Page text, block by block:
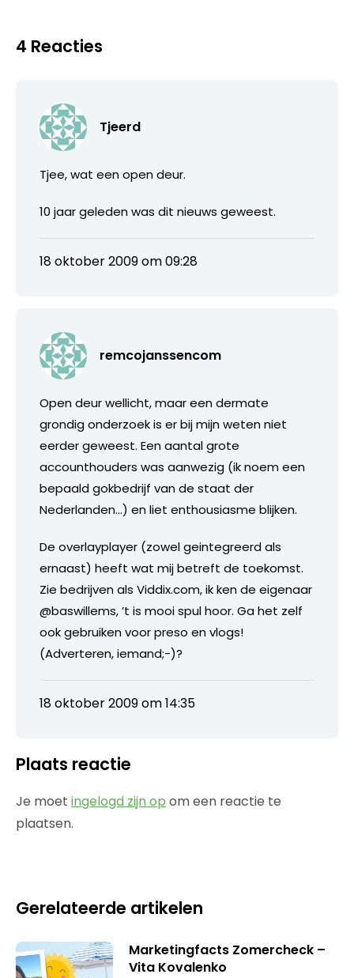
4 Reacties
Tjeerd
Tjee, wat een open deur.
10 jaar geleden was dit nieuws geweest.
18 oktober 2009 om 09:28
remcojanssencom
Open deur wellicht, maar een dermate
grondig onderzoek is er bij mijn weten niet
eerder geweest. Een aantal grote
accounthouders was aanwezig (ik noem een
bepaald gokbedrijf van de staat der
Nederlanden…) en liet enthousiasme blijken.
De overlayplayer (zowel geintegreerd als
ernaast) heeft wat mij betreft de toekomst.
Zie bedrijven als Viddix.com, ik ken de eigenaar
@baswillems, ’t is mooi spul hoor. Ga het zelf
ook gebruiken voor preso en vlogs!
(Adverteren, iemand;-)?
18 oktober 2009 om 14:35
Plaats reactie
Je moet ingelogd zijn op om een reactie te
plaatsen.
Gerelateerde artikelen
Marketingfacts Zomercheck –
Vita Kovalenko